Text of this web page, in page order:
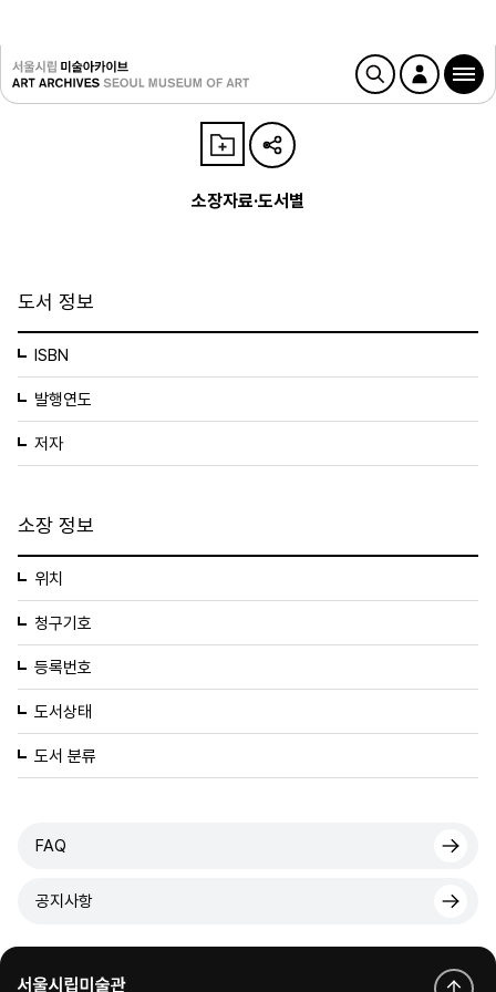
소장자료·도서별
도서 정보
ISBN
발행연도
저자
소장 정보
위치
청구기호
등록번호
도서상태
도서 분류
FAQ
공지사항